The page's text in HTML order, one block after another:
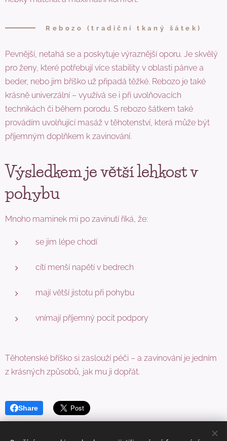
Rebozo (tradiční tkaný šátek)
Pevnější, netahá se a poskytuje výraznější oporu. Je skvělý
pro ženy, které potřebují více stability v oblasti pánve a
beder, nebo jim bříško už připadá těžké. Rebozo je také
krásně univerzální – využívá se i při uvolňovacích
technikách či během porodu. S rebozo šátkem také
provádím uvolňující masáž v těhotenství, která může být
příjemným doplňkem k zavinování.
Výsledkem je větší lehkost v
pohybu
Mnoho maminek mi po zavinutí říká, že:
se jim lépe chodí
cítí menší napětí v bedrech
mají větší jistotu při pohybu
vnímají příjemný pocit podpory
Těhotenské bříško si zaslouží péči – a zavinování je jedním
z krásných způsobů, jak mu ji dopřát.
Share